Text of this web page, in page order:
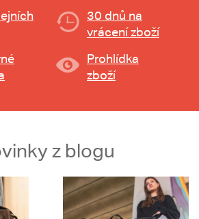
30 dnů na
vrácení zboží
Prohlídka
zboží
z blogu